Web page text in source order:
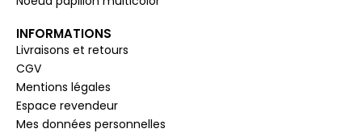
INFORMATIONS
Livraisons et retours
CGV
Mentions légales
Espace revendeur
Mes données personnelles